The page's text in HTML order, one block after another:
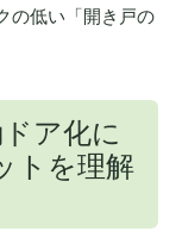
の低い「開き戸の
ア化に
トを理解